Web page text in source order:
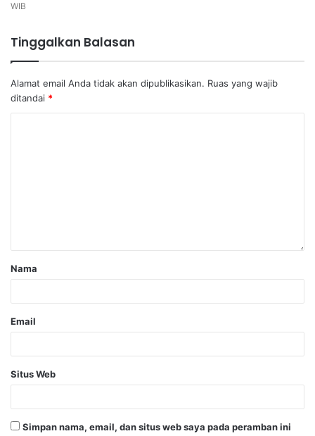
WIB
Tinggalkan Balasan
Alamat email Anda tidak akan dipublikasikan. Ruas yang wajib
ditandai *
Nama
Email
Situs Web
Simpan nama, email, dan situs web saya pada peramban ini